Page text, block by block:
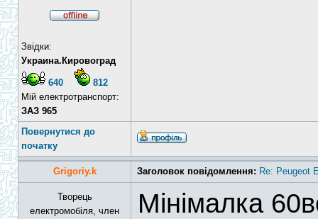
Звідки:
Украина.Кировоград
640
812
Мій електротранспорт:
ЗАЗ 965
Повернутися до
початку
Grigoriy.k Заголовок повідомлення: Re: Peugeot
Творець
електромобіля, член
Мінімалка